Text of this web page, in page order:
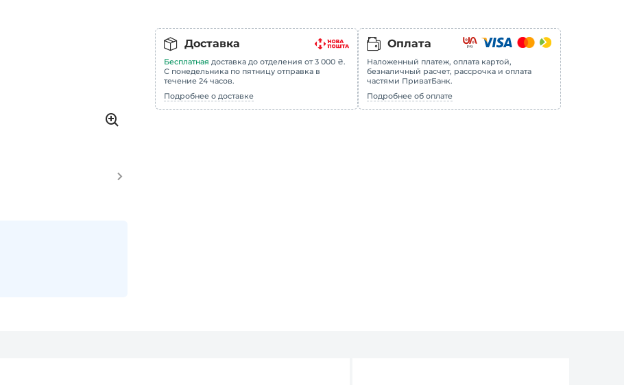
Доставка
Бесплатная доставка до отделения от 3 000 ₴.
С понедельника по пятницу отправка в
течение 24 часов.
Подробнее о доставке
Оплата
Наложенный платеж, оплата картой,
безналичный расчет, рассрочка и оплата
частями ПриватБанк.
Подробнее об оплате